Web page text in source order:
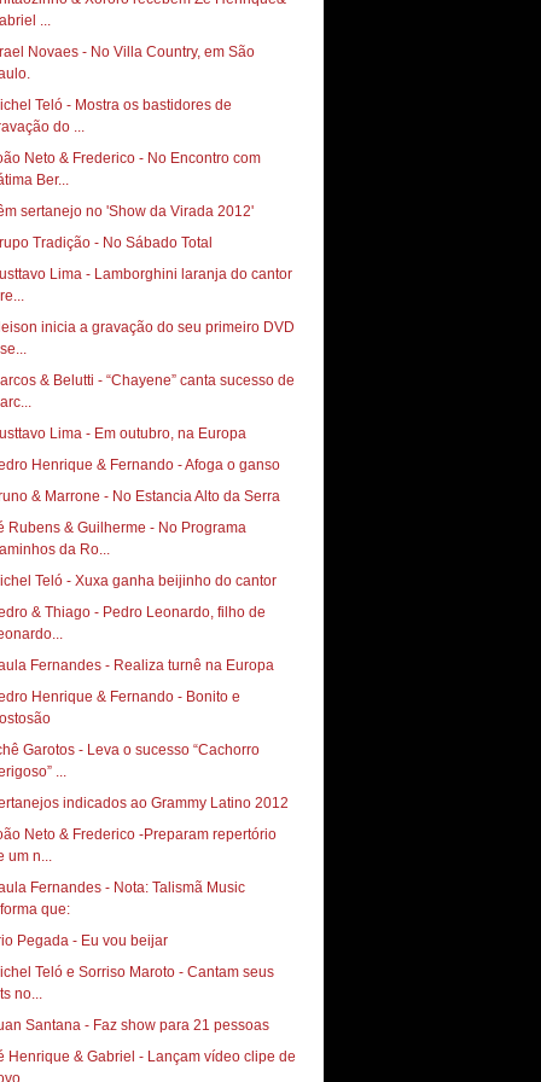
...
Novaes - No Villa Country, em São
Teló - Mostra os bastidores de
do ...
Neto & Frederico - No Encontro com
Ber...
sertanejo no 'Show da Virada 2012'
Tradição - No Sábado Total
Lima - Lamborghini laranja do cantor
inicia a gravação do seu primeiro DVD
& Belutti - “Chayene” canta sucesso de
Lima - Em outubro, na Europa
Henrique & Fernando - Afoga o ganso
Bruno & Marrone‏ - No Estancia Alto da Serra
Rubens & Guilherme - No Programa
da Ro...
Teló - Xuxa ganha beijinho do cantor
& Thiago - Pedro Leonardo, filho de
Fernandes - Realiza turnê na Europa
Henrique & Fernando - Bonito e
Garotos - Leva o sucesso “Cachorro
...
indicados ao Grammy Latino 2012
Neto & Frederico -Preparam repertório
um n...
Fernandes - Nota: Talismã Music
informa que:‏
Pegada - Eu vou beijar
Teló e Sorriso Maroto - Cantam seus
no...
Santana - Faz show para 21 pessoas
Henrique & Gabriel - Lançam vídeo clipe de